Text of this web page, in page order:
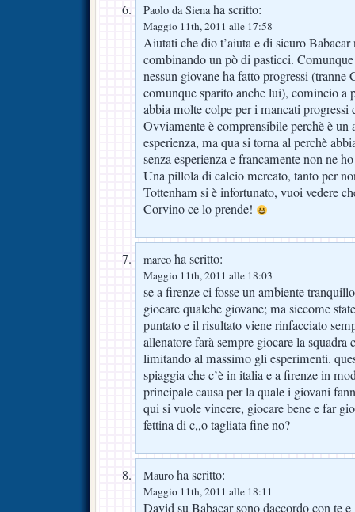
Paolo da Sienaha scritto:
Maggio 11th, 2011 alle 17:58
Aiutati che dio t’aiuta e di sicuro
combinando un pò di pasticci.
nessun giovane ha fatto progressi (tranne
comunque sparito anche lui), comincio a
abbia molte colpe per i mancati progressi
Ovviamente è comprensibile perchè è un
esperienza, ma qua si torna al perchè
senza esperienza e francamente non ne
Una pillola di calcio mercato, tanto per
Tottenham si è infortunato, vuoi vedere
Corvino ce lo prende!
marco ha scritto:
Maggio 11th, 2011 alle 18:03
se a firenze ci fosse un ambiente
giocare qualche giovane; ma siccome
puntato e il risultato viene rinfacciato
allenatore farà sempre giocare la squadra
limitando al massimo gli esperimenti.
spiaggia che c’è in italia e a firenze in
principale causa per la quale i giovani
qui si vuole vincere, giocare bene e far
fettina di c,,o tagliata fine no?
Mauro ha scritto:
Maggio 11th, 2011 alle 18:11
David su Babacar sono daccordo con te